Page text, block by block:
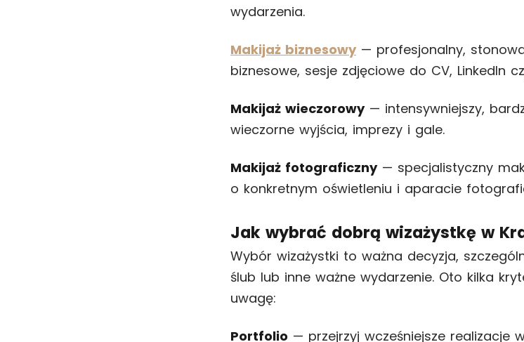
wydarzenia.
Makijaż biznesowy — profesjonalny,
biznesowe, sesje zdjęciowe do CV, LinkedIn
Makijaż wieczorowy— intensywniejszy,
wieczorne wyjścia, imprezy i gale.
Makijaż fotograficzny— specjalistyczny
o konkretnym oświetleniu i aparacie
Jak wybrać dobrą wizażystkę w
Wybór wizażystki to ważna decyzja,
ślub lub inne ważne wydarzenie. Oto kilka
uwagę:
Portfolio — przejrzyj wcześniejsze realizacje